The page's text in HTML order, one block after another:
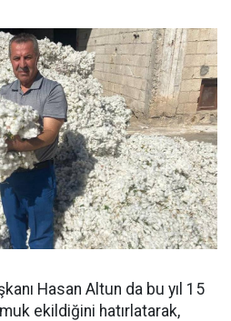
Hasan Altun da bu yıl 15
ekildiğini hatırlatarak,